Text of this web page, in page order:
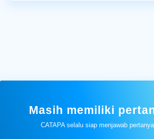
Masih memiliki
CATAPA selalu siap menjawab